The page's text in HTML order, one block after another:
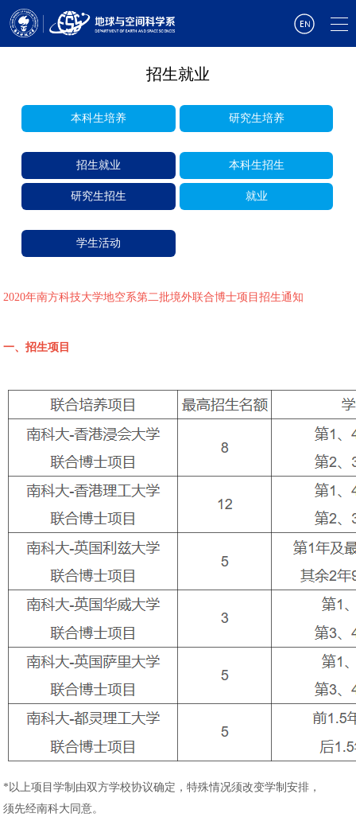
招生就业
本科生培养 研究生培养
招生就业 本科生招生
研究生招生 就业
学生活动
2020年南方科技大学地空系第二批境外联合博士项目招生通知
一、招生项目
* 以上项目学制由双方学校协议确定，特殊情况须改变学制安排，
须先经南科大同意。